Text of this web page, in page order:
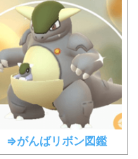
⇒がんばリボン図鑑